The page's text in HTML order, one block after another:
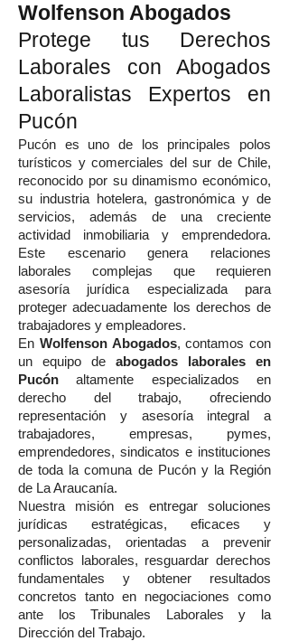
Wolfenson Abogados
Protege tus Derechos
Laborales con Abogados
Laboralistas Expertos en
Pucón
Pucón es uno de los principales polos
turísticos y comerciales del sur de Chile,
reconocido por su dinamismo económico,
su industria hotelera, gastronómica y de
servicios, además de una creciente
actividad inmobiliaria y emprendedora.
Este escenario genera relaciones
laborales complejas que requieren
asesoría jurídica especializada para
proteger adecuadamente los derechos de
trabajadores y empleadores.
En Wolfenson Abogados, contamos con
un equipo de abogados laborales en
Pucón altamente especializados en
derecho del trabajo, ofreciendo
representación y asesoría integral a
trabajadores, empresas, pymes,
emprendedores, sindicatos e instituciones
de toda la comuna de Pucón y la Región
de La Araucanía.
Nuestra misión es entregar soluciones
jurídicas estratégicas, eficaces y
personalizadas, orientadas a prevenir
conflictos laborales, resguardar derechos
fundamentales y obtener resultados
concretos tanto en negociaciones como
ante los Tribunales Laborales y la
Dirección del Trabajo.